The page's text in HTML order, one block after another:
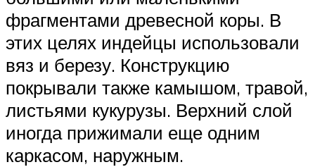
фрагментами древесной коры. В
этих целях индейцы использовали
вяз и березу. Конструкцию
покрывали также камышом, травой,
листьями кукурузы. Верхний слой
иногда прижимали еще одним
каркасом, наружным.